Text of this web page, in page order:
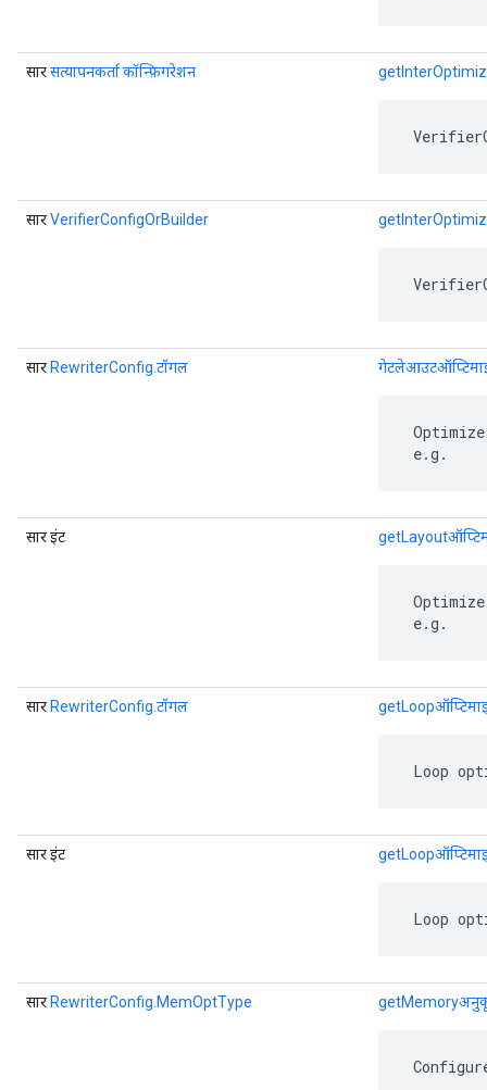
सारसत्यापनकर्ता कॉन्फ़िगरेशन
सारVerifierConfigOrBuilder
सार RewriterConfig.टॉगल
e.g.
सार इंट
e.g.
सार RewriterConfig.टॉगल
Loop
सार इंट
Loop
सार RewriterConfig.MemOptType